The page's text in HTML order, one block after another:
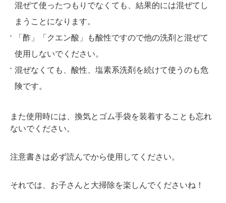
混ぜて使ったつもりでなくても、結果的には混ぜてし
まうことになります。
「酢」「クエン酸」も酸性ですので他の洗剤と混ぜて
使用しないでください。
混ぜなくても、酸性、塩素系洗剤を続けて使うのも危
険です。
また使用時には、換気とゴム手袋を装着することも忘れ
ないでください。
注意書きは必ず読んでから使用してください。
それでは、お子さんと大掃除を楽しんでくださいね！